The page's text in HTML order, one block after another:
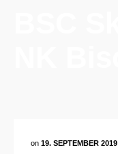
on 19. SEPTEMBER 2019